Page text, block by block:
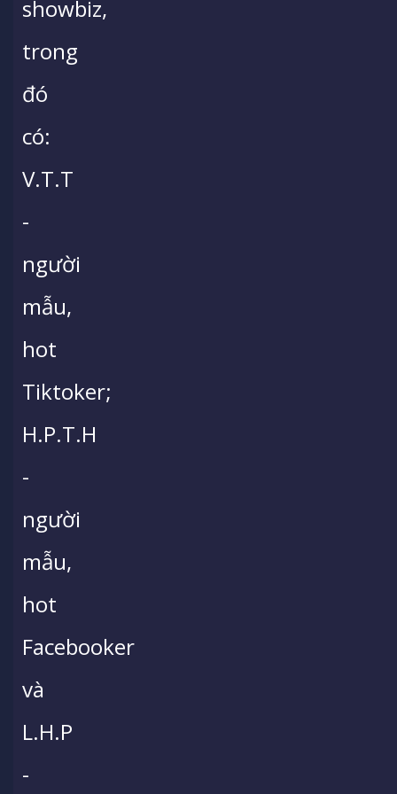
showbiz,
trong
đó
có:
V.T.T
-
người
mẫu,
hot
Tiktoker;
H.P.T.H
-
người
mẫu,
hot
Facebooker
và
L.H.P
-